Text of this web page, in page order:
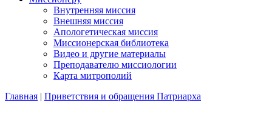
Внутренняя миссия
Внешняя миссия
Апологетическая миссия
Миссионерская библиотека
Видео и другие материалы
Преподавателю миссиологии
Карта митрополий
Главная | Приветствия и обращения Патриарха